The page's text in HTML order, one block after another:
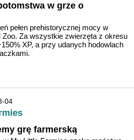
w grze o
pełen prehistorycznej mocy w
Zoo. Za wszystkie zwierzęta z okresu
XP, a przy udanych hodowlach
04
grę farmerską